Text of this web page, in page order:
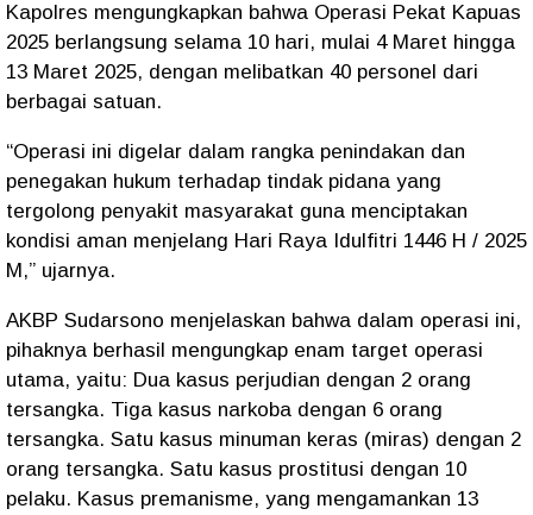
Kapolres mengungkapkan bahwa Operasi Pekat Kapuas
2025 berlangsung selama 10 hari, mulai 4 Maret hingga
13 Maret 2025, dengan melibatkan 40 personel dari
berbagai satuan.
“Operasi ini digelar dalam rangka penindakan dan
penegakan hukum terhadap tindak pidana yang
tergolong penyakit masyarakat guna menciptakan
kondisi aman menjelang Hari Raya Idulfitri 1446 H / 2025
M,” ujarnya.
AKBP Sudarsono menjelaskan bahwa dalam operasi ini,
pihaknya berhasil mengungkap enam target operasi
utama, yaitu: Dua kasus perjudian dengan 2 orang
tersangka. Tiga kasus narkoba dengan 6 orang
tersangka. Satu kasus minuman keras (miras) dengan 2
orang tersangka. Satu kasus prostitusi dengan 10
pelaku. Kasus premanisme, yang mengamankan 13